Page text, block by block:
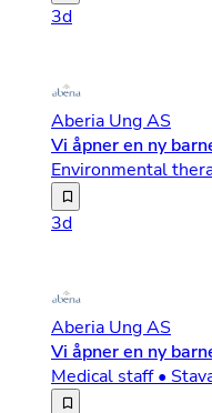
3d
Aberia Ung AS
Vi åpner en ny
Environmental
Aberia UNG er en
3d
Aberia Ung AS
Vi åpner en ny
Medical staff •
Aberia UNG er en